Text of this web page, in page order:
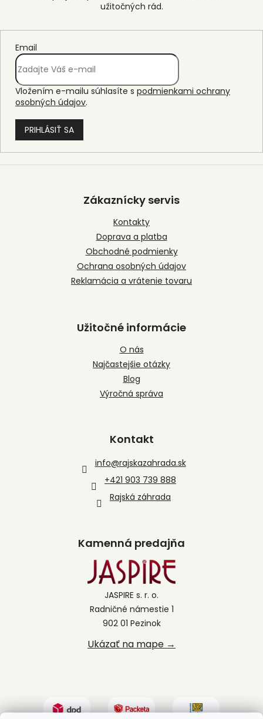
Email
Vložením e-mailu súhlasíte s podmienkami ochrany
osobných údajov.
PRIHLÁSIŤ SA
Z
Zákaznícky servis
Kontakty
Doprava a platba
Obchodné podmienky
Ochrana osobných údajov
Reklamácia a vrátenie tovaru
Užitočné informácie
O nás
Najčastejšie otázky
Blog
Výročná správa
Kontakt
info@rajskazahrada.sk
+421 903 739 888
Rajská záhrada
Kamenná predajňa
JASPIRE s. r. o.
Radničné námestie 1
902 01 Pezinok
Ukázať na mape →